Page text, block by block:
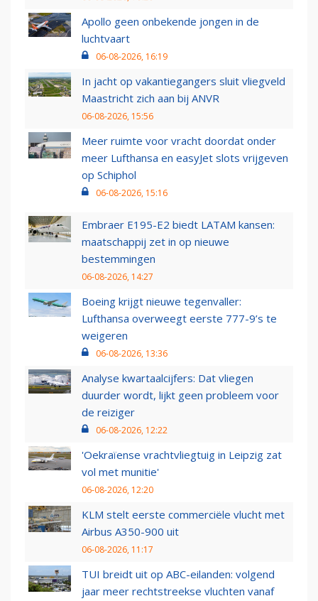
Apollo geen onbekende jongen in de
luchtvaart
06-08-2026, 16:19
In jacht op vakantiegangers sluit vliegveld
Maastricht zich aan bij ANVR
06-08-2026, 15:56
Meer ruimte voor vracht doordat onder
meer Lufthansa en easyJet slots vrijgeven
op Schiphol
06-08-2026, 15:16
Embraer E195-E2 biedt LATAM kansen:
maatschappij zet in op nieuwe
bestemmingen
06-08-2026, 14:27
Boeing krijgt nieuwe tegenvaller:
Lufthansa overweegt eerste 777-9’s te
weigeren
06-08-2026, 13:36
Analyse kwartaalcijfers: Dat vliegen
duurder wordt, lijkt geen probleem voor
de reiziger
06-08-2026, 12:22
'Oekraïense vrachtvliegtuig in Leipzig zat
vol met munitie'
06-08-2026, 12:20
KLM stelt eerste commerciële vlucht met
Airbus A350-900 uit
06-08-2026, 11:17
TUI breidt uit op ABC-eilanden: volgend
jaar meer rechtstreekse vluchten vanaf